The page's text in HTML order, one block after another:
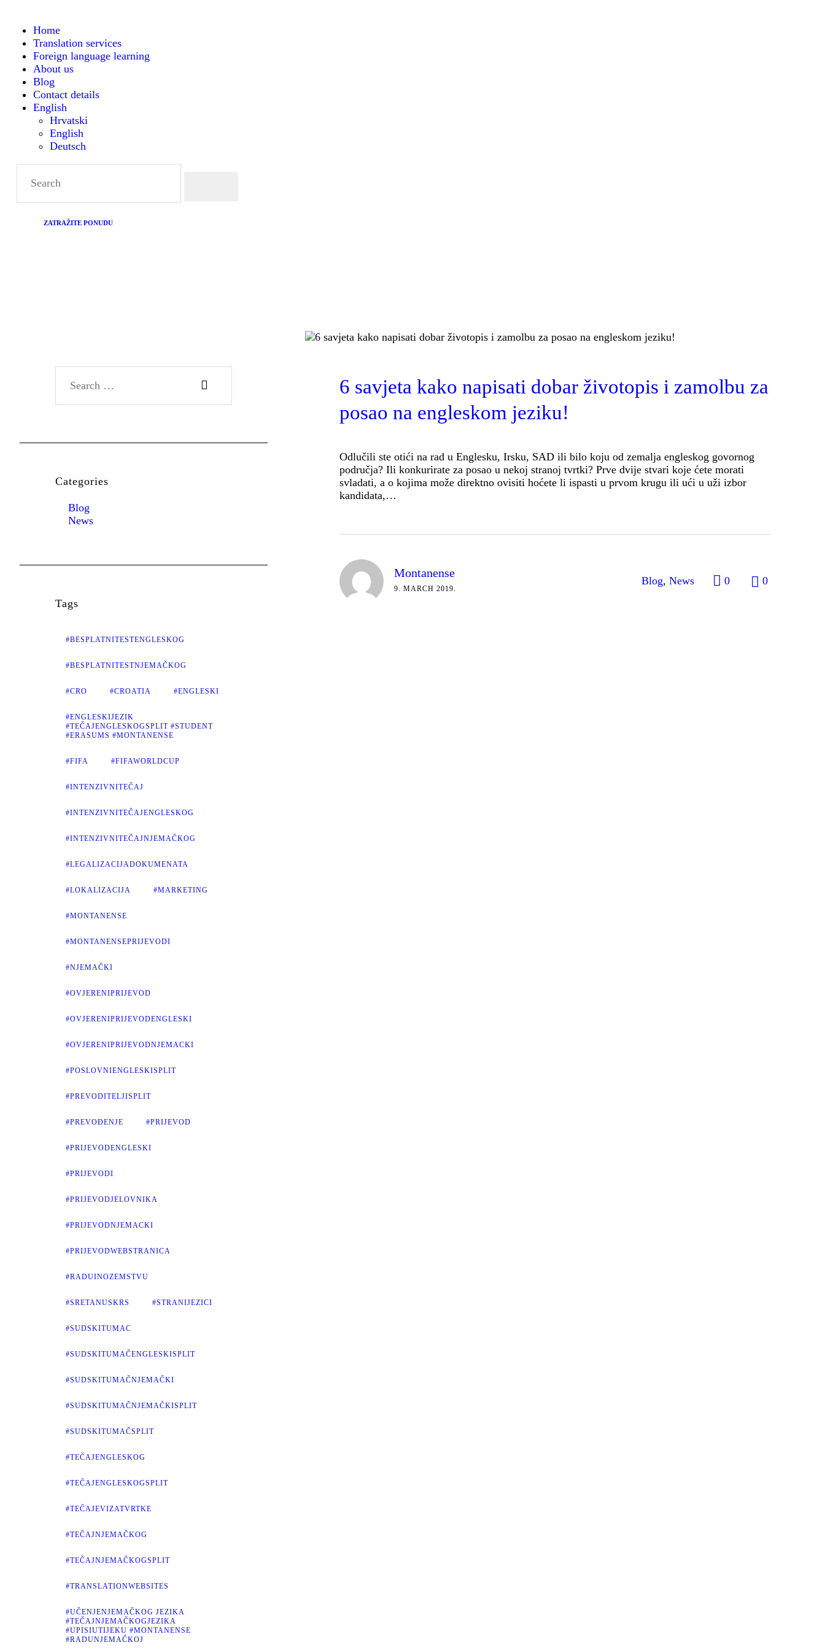
Home
Translation services
Foreign language learning
About us
Blog
Contact details
English
Hrvatski
English
Deutsch
ZATRAŽITE PONUDU
6 savjeta kako napisati dobar životopis i zamolbu za
posao na engleskom jeziku!
Odlučili ste otići na rad u Englesku, Irsku, SAD ili bilo koju od zemalja engleskog govornog
područja? Ili konkurirate za posao u nekoj stranoj tvrtki? Prve dvije stvari koje ćete morati
svladati, a o kojima može direktno ovisiti hoćete li ispasti u prvom krugu ili ući u uži izbor
kandidata,…
Montanense
9. MARCH 2019.
Blog,News 0 0
Categories
Blog
News
Tags
#BESPLATNITESTENGLESKOG
#BESPLATNITESTNJEMAČKOG
#CRO #CROATIA #ENGLESKI
#ENGLESKIJEZIK
#TEČAJENGLESKOGSPLIT #STUDENT
#ERASUMS #MONTANENSE
#FIFA #FIFAWORLDCUP
#INTENZIVNITEČAJ
#INTENZIVNITEČAJENGLESKOG
#INTENZIVNITEČAJNJEMAČKOG
#LEGALIZACIJADOKUMENATA
#LOKALIZACIJA #MARKETING
#MONTANENSE
#MONTANENSEPRIJEVODI
#NJEMAČKI
#OVJERENIPRIJEVOD
#OVJERENIPRIJEVODENGLESKI
#OVJERENIPRIJEVODNJEMACKI
#POSLOVNIENGLESKISPLIT
#PREVODITELJISPLIT
#PREVOĐENJE #PRIJEVOD
#PRIJEVODENGLESKI
#PRIJEVODI
#PRIJEVODJELOVNIKA
#PRIJEVODNJEMACKI
#PRIJEVODWEBSTRANICA
#RADUINOZEMSTVU
#SRETANUSKRS #STRANIJEZICI
#SUDSKITUMAC
#SUDSKITUMAČENGLESKISPLIT
#SUDSKITUMAČNJEMAČKI
#SUDSKITUMAČNJEMAČKISPLIT
#SUDSKITUMAČSPLIT
#TEČAJENGLESKOG
#TEČAJENGLESKOGSPLIT
#TEČAJEVIZATVRTKE
#TEČAJNJEMAČKOG
#TEČAJNJEMAČKOGSPLIT
#TRANSLATIONWEBSITES
#UČENJENJEMAČKOG JEZIKA
#TEČAJNJEMAČKOGJEZIKA
#UPISIUTIJEKU #MONTANENSE
#RADUNJEMAČKOJ